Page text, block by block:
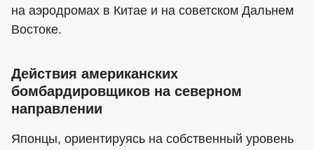
на аэродромах в Китае и на советском Дальнем
Востоке.
Действия американских
бомбардировщиков на северном
направлении
Японцы, ориентируясь на собственный уровень